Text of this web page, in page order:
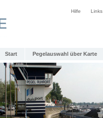
Hilfe Links
Start Pegelauswahl über Karte